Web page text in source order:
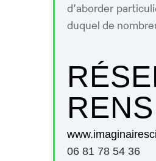
d’aborder
duquel de
06 81 78 54 36